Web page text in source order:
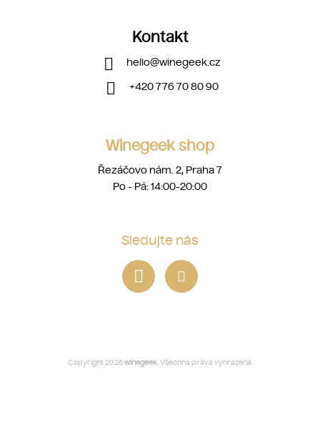
Kontakt
hello@winegeek.cz
+420 776 70 80 90
Winegeek shop
Řezáčovo nám. 2, Praha 7
Po - Pá: 14:00-20:00
Sledujte nás
Copyright 2026winegeek. Všechna práva vyhrazena.